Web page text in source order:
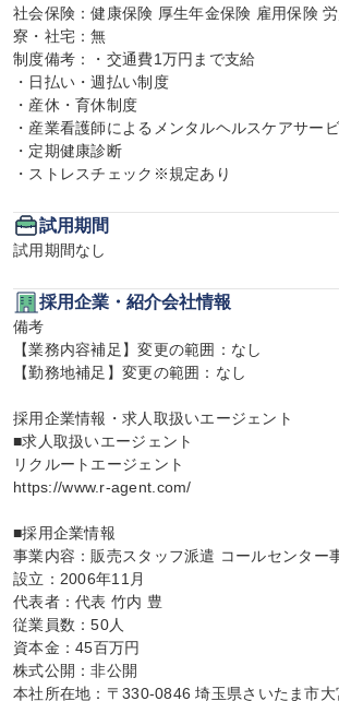
社会保険：健康保険 厚生年金保険 雇用保険
寮・社宅：無
制度備考：・交通費1万円まで支給
・日払い・週払い制度
・産休・育休制度
・産業看護師によるメンタルヘルスケアサー
・定期健康診断
・ストレスチェック※規定あり
試用期間
試用期間なし
採用企業・紹介会社情報
備考
【業務内容補足】変更の範囲：なし
【勤務地補足】変更の範囲：なし
採用企業情報・求人取扱いエージェント
■求人取扱いエージェント
リクルートエージェント
https://www.r-agent.com/
■採用企業情報
事業内容：販売スタッフ派遣 コールセンター
設立：2006年11月
代表者：代表 竹内 豊
従業員数：50人
資本金：45百万円
株式公開：非公開
本社所在地：〒330-0846 埼玉県さいたま市大